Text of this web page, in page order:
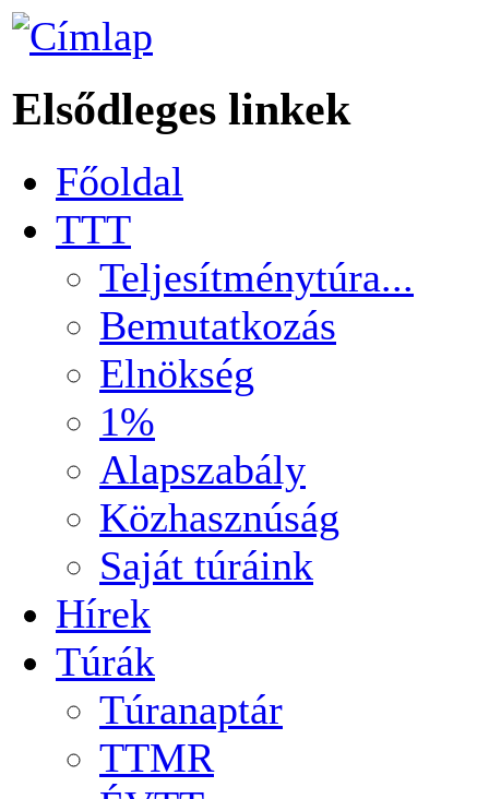
Elsődleges linkek
Főoldal
TTT
Teljesítménytúra...
Bemutatkozás
Elnökség
1%
Alapszabály
Közhasznúság
Saját túráink
Hírek
Túrák
Túranaptár
TTMR